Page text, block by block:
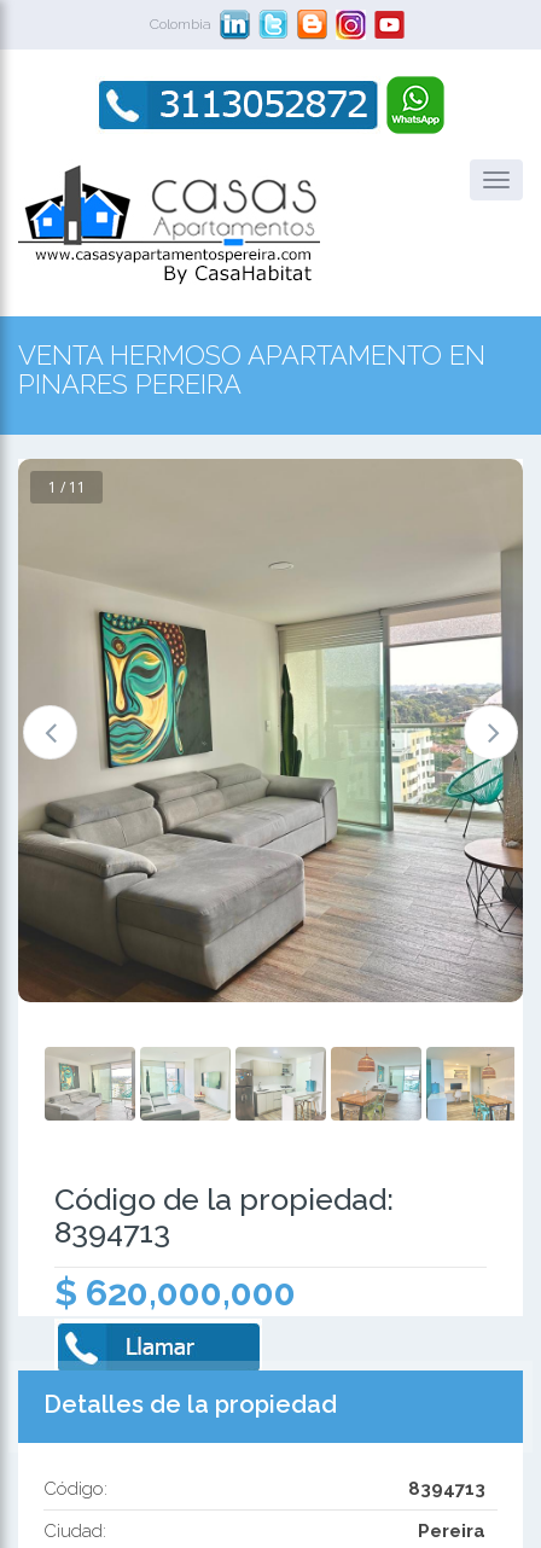
Colombia
VENTA HERMOSO APARTAMENTO EN
PINARES PEREIRA
1 / 11
Código de la propiedad:
8394713
$ 620,000,000
Detalles de la propiedad
Código:
8394713
Ciudad:
Pereira